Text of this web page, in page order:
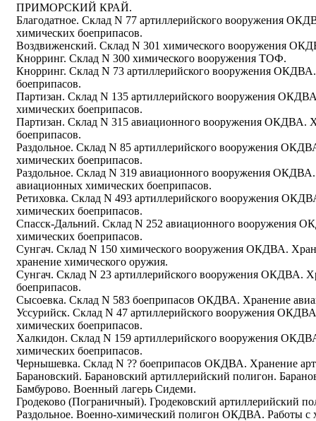
ПРИМОРСКИЙ КРАЙ.
Благодатное. Склад N 77 артиллерийского вооружения
химических боеприпасов.
Воздвиженский. Склад N 301 химического вооружения
Кнорринг. Склад N 300 химического вооружения ТОФ.
Кнорринг. Склад N 73 артиллерийского вооружения
боеприпасов.
Партизан. Склад N 135 артиллерийского вооружения
химических боеприпасов.
Партизан. Склад N 315 авиационного вооружения ОКДВА.
боеприпасов.
Раздольное. Склад N 85 артиллерийского вооружения
химических боеприпасов.
Раздольное. Склад N 319 авиационного вооружения
авиационных химических боеприпасов.
Ретиховка. Склад N 493 артиллерийского вооружения
химических боеприпасов.
Спасск-Дальний. Склад N 252 авиационного вооружения
химических боеприпасов.
Сунгач. Склад N 150 химического вооружения ОКДВА.
хранение химического оружия.
Сунгач. Склад N 23 артиллерийского вооружения ОКДВА.
боеприпасов.
Сысоевка. Склад N 583 боеприпасов ОКДВА. Хранение
Уссурийск. Склад N 47 артиллерийского вооружения
химических боеприпасов.
Халкидон. Склад N 159 артиллерийского вооружения
химических боеприпасов.
Чернышевка. Склад N ?? боеприпасов ОКДВА. Хранение
Барановский. Барановский артиллерийский полигон.
Бамбурово. Военный лагерь Сидеми.
Гродеково (Пограничный). Гродековский артиллерийский
Раздольное. Военно-химический полигон ОКДВА. Работы с